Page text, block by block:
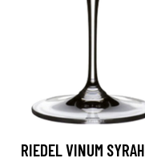
RIEDEL VINUM